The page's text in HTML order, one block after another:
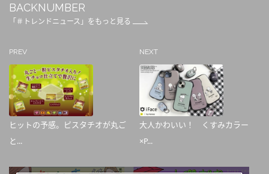
BACKNUMBER
「＃トレンドニュース」をもっと見る
PREV
ヒットの予感。ピスタチオが丸ご
と...
NEXT
大人かわいい！ くすみカラー
×P...